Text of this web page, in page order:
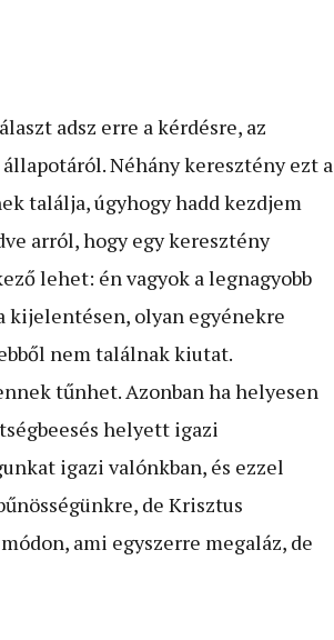
adsz erre a kérdésre, az
Néhány keresztény ezt a
találja, úgyhogy hadd kezdjem
arról, hogy egy keresztény
lehet: én vagyok a legnagyobb
kijelentésen, olyan egyénekre
nem találnak kiutat.
tűnhet. Azonban ha helyesen
helyett igazi
igazi valónkban, és ezzel
de Krisztus
ami egyszerre megaláz, de